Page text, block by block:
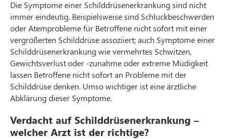
Die Symptome einer Schilddrüsenerkrankung sind nicht
immer eindeutig. Beispielsweise sind Schluckbeschwerden
oder Atemprobleme für Betroffene nicht sofort mit einer
vergrößerten Schilddrüse assoziiert; auch Symptome einer
Schilddrüsenerkrankung wie vermehrtes Schwitzen,
Gewichtsverlust oder -zunahme oder extreme Müdigkeit
lassen Betroffene nicht sofort an Probleme mit der
Schilddrüse denken. Umso wichtiger ist eine ärztliche
Abklärung dieser Symptome.
Verdacht auf Schilddrüsenerkrankung –
welcher Arzt ist der richtige?